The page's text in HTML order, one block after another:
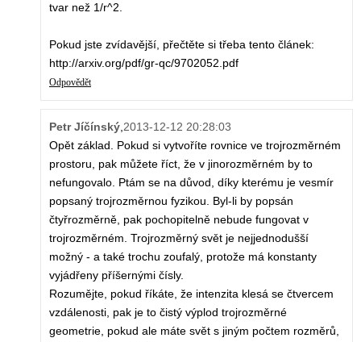
tvar než 1/r^2.
Pokud jste zvídavější, přečtěte si třeba tento článek:
http://arxiv.org/pdf/gr-qc/9702052.pdf
Odpovědět
Petr Jíčínský,2013-12-12 20:28:03
Opět základ. Pokud si vytvoříte rovnice ve trojrozměrném
prostoru, pak můžete říct, že v jinorozměrném by to
nefungovalo. Ptám se na důvod, díky kterému je vesmír
popsaný trojrozměrnou fyzikou. Byl-li by popsán
čtyřrozměrně, pak pochopitelně nebude fungovat v
trojrozměrném. Trojrozměrný svět je nejjednodušší
možný - a také trochu zoufalý, protože má konstanty
vyjádřeny příšernými čísly.
Rozumějte, pokud říkáte, že intenzita klesá se čtvercem
vzdálenosti, pak je to čistý výplod trojrozměrné
geometrie, pokud ale máte svět s jiným počtem rozměrů,